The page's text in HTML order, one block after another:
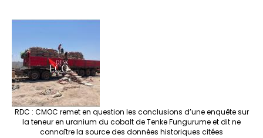
RDC : CMOC remet en question les conclusions d’une enquête sur
la teneur en uranium du cobalt de Tenke Fungurume et dit ne
connaître la source des données historiques citées